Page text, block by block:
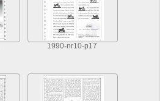
1990-nr10-p17